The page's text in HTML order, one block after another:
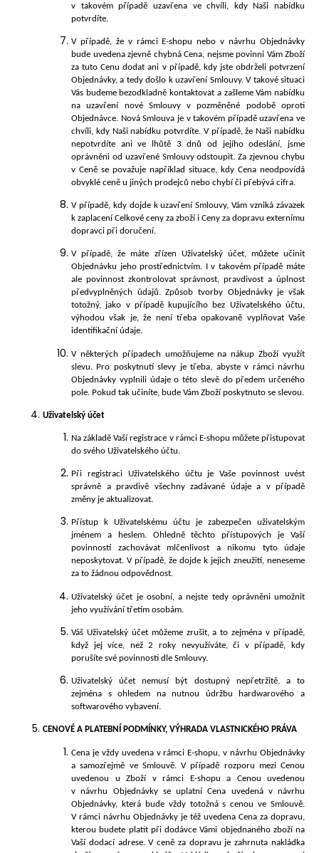
v takovém případě uzavřena ve chvíli, kdy Naši nabídku
potvrdíte.
V případě, že v rámci E-shopu nebo v návrhu Objednávky
bude uvedena zjevně chybná Cena, nejsme povinni Vám Zboží
za tuto Cenu dodat ani v případě, kdy jste obdrželi potvrzení
Objednávky, a tedy došlo k uzavření Smlouvy. V takové situaci
Vás budeme bezodkladně kontaktovat a zašleme Vám nabídku
na uzavření nové Smlouvy v pozměněné podobě oproti
Objednávce. Nová Smlouva je v takovém případě uzavřena ve
chvíli, kdy Naši nabídku potvrdíte. V případě, že Naši nabídku
nepotvrdíte ani ve lhůtě 3 dnů od jejího odeslání, jsme
oprávněni od uzavřené Smlouvy odstoupit. Za zjevnou chybu
v Ceně se považuje například situace, kdy Cena neodpovídá
obvyklé ceně u jiných prodejců nebo chybí či přebývá cifra.
V případě, kdy dojde k uzavření Smlouvy, Vám vzniká závazek
k zaplacení Celkové ceny za zboží i Ceny za dopravu externímu
dopravci při doručení.
Vpřípadě, že máte zřízen Uživatelský účet, můžete učinit
Objednávku jeho prostřednictvím. I v takovém případě máte
ale povinnost zkontrolovat správnost, pravdivost a úplnost
předvyplněných údajů. Způsob tvorby Objednávky je však
totožný, jako v případě kupujícího bez Uživatelského účtu,
výhodou však je, že není třeba opakovaně vyplňovat Vaše
identifikační údaje.
V některých případech umožňujeme na nákup Zboží využít
slevu. Pro poskytnutí slevy je třeba, abyste v rámci návrhu
Objednávky vyplnili údaje o této slevě do předem určeného
pole. Pokud tak učiníte, bude Vám Zboží poskytnuto se slevou.
Uživatelský účet
Na základě Vaší registrace v rámci E-shopu můžete přistupovat
do svého Uživatelského účtu.
Při registraci Uživatelského účtu je Vaše povinnost uvést
správně a pravdivě všechny zadávané údaje a v případě
změny je aktualizovat.
Přístup k Uživatelskému účtu je zabezpečen uživatelským
jménem a heslem. Ohledně těchto přístupových je Vaší
povinností zachovávat mlčenlivost a nikomu tyto údaje
neposkytovat. V případě, že dojde k jejich zneužití, neneseme
za to žádnou odpovědnost.
Uživatelský účet je osobní, a nejste tedy oprávněni umožnit
jeho využívání třetím osobám.
Váš Uživatelský účet můžeme zrušit, a to zejména v případě,
když jej více, než 2 roky nevyužíváte, či v případě, kdy
porušíte své povinnosti dle Smlouvy.
Uživatelský účet nemusí být dostupný nepřetržitě, a to
zejména s ohledem na nutnou údržbu hardwarového a
softwarového vybavení.
CENOVÉ A PLATEBNÍ PODMÍNKY, VÝHRADA VLASTNICKÉHO PRÁVA
Cena je vždy uvedena v rámci E-shopu, v návrhu Objednávky
a samozřejmě ve Smlouvě. V případě rozporu mezi Cenou
uvedenou u Zboží v rámci E-shopu a Cenou uvedenou
v návrhu Objednávky se uplatní Cena uvedená v návrhu
Objednávky, která bude vždy totožná s cenou ve Smlouvě.
V rámci návrhu Objednávky je též uvedena Cena za dopravu,
kterou budete platit při dodávce Vámi objednaného zboží na
Vaší dodací adrese. V ceně za dopravu je zahrnuta nakládka